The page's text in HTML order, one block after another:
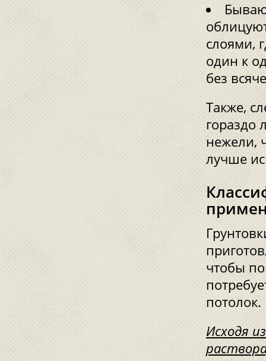
слоями,
один к
без
Также,
гораздо
нежели,
лучше
чтобы
потолок.
Исходя